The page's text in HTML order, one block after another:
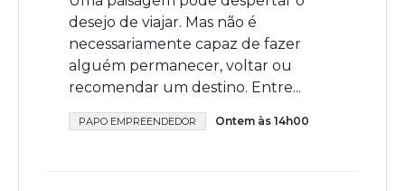
desejo de viajar. Mas não é
necessariamente capaz de fazer
alguém permanecer, voltar ou
recomendar um destino. Entre...
PAPO EMPREENDEDOR Ontem às 14h00